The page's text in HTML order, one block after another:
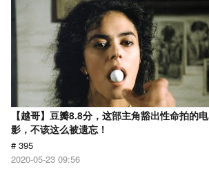
【越哥】豆瓣8.8分，这部主角豁出性命拍的电
影，不该这么被遗忘！
# 395
2020-05-23 09:56